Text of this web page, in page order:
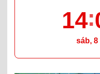
14
sáb,